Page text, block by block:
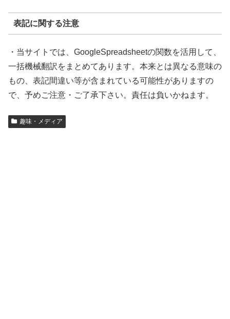
表記に関する注意
・当サイトでは、GoogleSpreadsheetの関数を活用して、
一括機械翻訳をまとめてあります。本来とは異なる意味の
もの、表記間違い等が含まれている可能性がありますの
で、予めご注意・ご了承下さい。責任は負いかねます。
趣味・メディア